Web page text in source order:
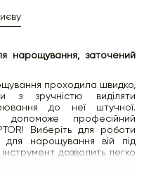
нарощування, заточений
проходила швидко,
з зручністю виділяти
до неї штучної.
професійний
Виберіть для роботи
для нарощування вій під
дозволить легко